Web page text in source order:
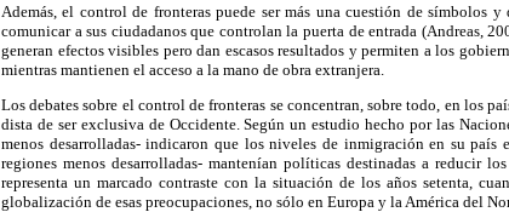
Además, el control de fronteras puede ser más una cuestión de símbolos
comunicar a sus ciudadanos que controlan la puerta de entrada (Andreas,
generan efectos visibles pero dan escasos resultados y permiten a los
mientras mantienen el acceso a la mano de obra extranjera.
Los debates sobre el control de fronteras se concentran, sobre todo, en los
dista de ser exclusiva de Occidente. Según un estudio hecho por las
menos desarrolladas- indicaron que los niveles de inmigración en su
regiones menos desarrolladas- mantenían políticas destinadas a reducir
representa un marcado contraste con la situación de los años setenta,
globalización de esas preocupaciones, no sólo en Europa y la América del